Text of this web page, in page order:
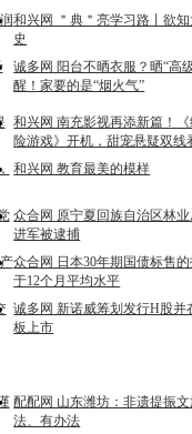
和兴网 ＂典＂亮学习路丨欲
史
诚多网 阳台不晒衣服？晒“高
醒！家要的是“烟火气”
和兴网 南充影视再添新篇！
险游戏》开机，甜宠悬疑双线
和兴网 教育最美的模样
众合网 原宁夏回族自治区林
进军被逮捕
众合网 日本30年期国债标售
于12个月平均水平
诚多网 新诺威筹划发行H股并
板上市
配配网 山东潍坊：非遗提振
法、有办法